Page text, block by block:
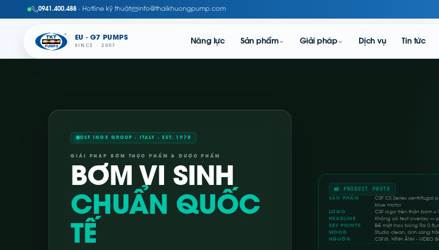
0941.400.488 · Hotline kỹ thuật info@thaikhuongpump.com
EU · G7 PUMPS
SINCE · 2007
Năng lực Sản phẩm Giải pháp Dịch vụ Tin tức
CSF INOX GROUP · ITALY · EST. 1970
GIẢI PHÁP BƠM THỰC PHẨM & DƯỢC PHẨM
BƠM VI SINH
CHUẨN QUỐC
TẾ
📸 PRODUCT PHOTO
SẢN PHẨM
CSF CS Series
blue motor
LOGO
CSF logo trên thân bơm +
HEADLINE
Không có text overlay —
KEY POINTS
Bề mặt inox bóng Ra
MOOD
Studio clean, ánh sáng
NGUỒN
CSF/6. HÌNH ẢNH -